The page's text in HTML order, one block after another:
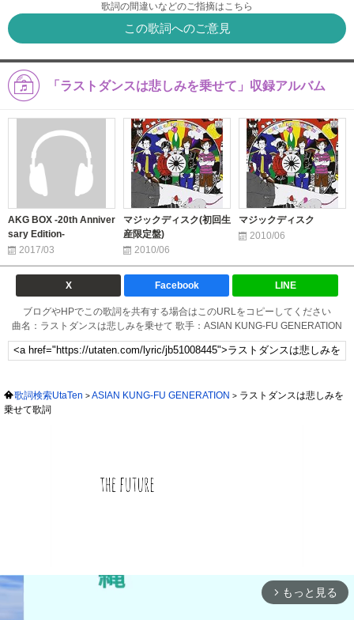
歌詞の間違いなどのご指摘はこちら
この歌詞へのご意見
「ラストダンスは悲しみを乗せて」収録アルバム
AKG BOX -20th Anniver
sary Edition-
2017/03
マジックディスク(初回生
産限定盤)
2010/06
マジックディスク
2010/06
X Facebook LINE
ブログやHPでこの歌詞を共有する場合はこのURLをコピーしてください
曲名：ラストダンスは悲しみを乗せて 歌手：ASIAN KUNG-FU GENERATION
歌詞検索UtaTen ASIAN KUNG-FU GENERATION
ラストダンスは悲しみを
乗せて歌詞
arrow_forward_ios もっと見る